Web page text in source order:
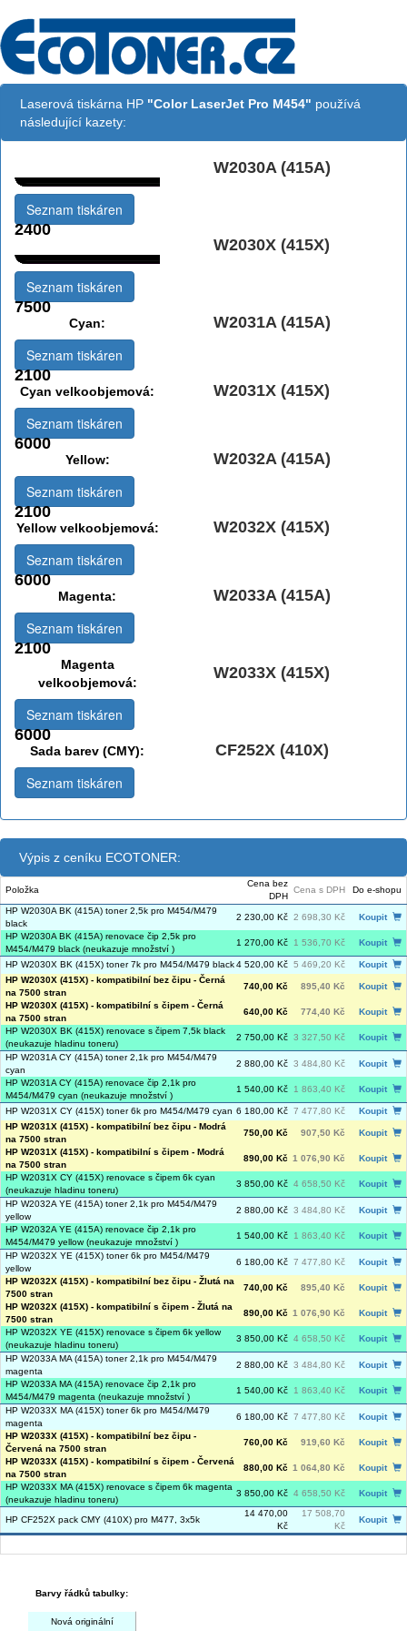
Laserová tiskárna HP "Color LaserJet Pro M454" používá
následující kazety:
W2030A (415A)
2400
Seznam tiskáren
W2030X (415X)
7500
Seznam tiskáren
Cyan: W2031A (415A)
2100
Seznam tiskáren
Cyan velkoobjemová: W2031X (415X)
6000
Seznam tiskáren
Yellow: W2032A (415A)
2100
Seznam tiskáren
Yellow velkoobjemová: W2032X (415X)
6000
Seznam tiskáren
Magenta: W2033A (415A)
2100
Seznam tiskáren
Magenta
velkoobjemová:
W2033X (415X)
6000
Seznam tiskáren
Sada barev (CMY):
CF252X (410X)
Seznam tiskáren
Výpis z ceníku ECOTONER:
Položka
Cena bez
DPH
Cena s DPH Do e-shopu
HP W2030A BK (415A) toner 2,5k pro M454/M479
black
2 230,00 Kč 2 698,30 Kč
Koupit
HP W2030A BK (415A) renovace čip 2,5k pro
M454/M479 black (neukazuje množství )
1 270,00 Kč 1 536,70 Kč Koupit
HP W2030X BK (415X) toner 7k pro M454/M479 black4 520,00 Kč 5 469,20 Kč
Koupit
HP W2030X (415X) - kompatibilní bez čipu - Černá
na 7500 stran
740,00 Kč 895,40 Kč
Koupit
HP W2030X (415X) - kompatibilní s čipem - Černá
na 7500 stran
640,00 Kč 774,40 Kč
Koupit
HP W2030X BK (415X) renovace s čipem 7,5k black
(neukazuje hladinu toneru)
2 750,00 Kč 3 327,50 Kč
Koupit
HP W2031A CY (415A) toner 2,1k pro M454/M479
cyan
2 880,00 Kč 3 484,80 Kč
Koupit
HP W2031A CY (415A) renovace čip 2,1k pro
M454/M479 cyan (neukazuje množství )
1 540,00 Kč 1 863,40 Kč Koupit
HP W2031X CY (415X) toner 6k pro M454/M479 cyan 6 180,00 Kč 7 477,80 Kč
Koupit
HP W2031X (415X) - kompatibilní bez čipu - Modrá
na 7500 stran
750,00 Kč 907,50 Kč
Koupit
HP W2031X (415X) - kompatibilní s čipem - Modrá
na 7500 stran
890,00 Kč 1 076,90 Kč
Koupit
HP W2031X CY (415X) renovace s čipem 6k cyan
(neukazuje hladinu toneru)
3 850,00 Kč 4 658,50 Kč
Koupit
HP W2032A YE (415A) toner 2,1k pro M454/M479
yellow
2 880,00 Kč 3 484,80 Kč
Koupit
HP W2032A YE (415A) renovace čip 2,1k pro
M454/M479 yellow (neukazuje množství )
1 540,00 Kč 1 863,40 Kč
Koupit
HP W2032X YE (415X) toner 6k pro M454/M479
yellow
6 180,00 Kč 7 477,80 Kč
Koupit
HP W2032X (415X) - kompatibilní bez čipu - Žlutá na
7500 stran
740,00 Kč 895,40 Kč
Koupit
HP W2032X (415X) - kompatibilní s čipem - Žlutá na
7500 stran
890,00 Kč 1 076,90 Kč
Koupit
HP W2032X YE (415X) renovace s čipem 6k yellow
(neukazuje hladinu toneru)
3 850,00 Kč 4 658,50 Kč
Koupit
HP W2033A MA (415A) toner 2,1k pro M454/M479
magenta
2 880,00 Kč 3 484,80 Kč
Koupit
HP W2033A MA (415A) renovace čip 2,1k pro
M454/M479 magenta (neukazuje množství )
1 540,00 Kč 1 863,40 Kč
Koupit
HP W2033X MA (415X) toner 6k pro M454/M479
magenta
6 180,00 Kč 7 477,80 Kč
Koupit
HP W2033X (415X) - kompatibilní bez čipu -
Červená na 7500 stran
760,00 Kč 919,60 Kč
Koupit
HP W2033X (415X) - kompatibilní s čipem - Červená
na 7500 stran
880,00 Kč 1 064,80 Kč
Koupit
HP W2033X MA (415X) renovace s čipem 6k magenta
(neukazuje hladinu toneru)
3 850,00 Kč 4 658,50 Kč Koupit
HP CF252X pack CMY (410X) pro M477, 3x5k
14 470,00
Kč
17 508,70
Kč
Koupit
Barvy řádků tabulky:
Nová originální